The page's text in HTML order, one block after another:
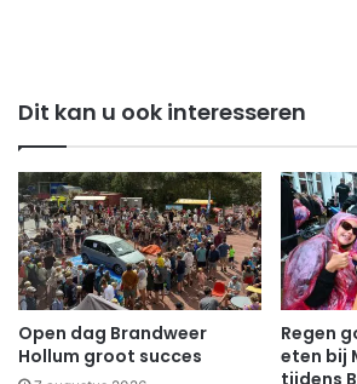
Dit kan u ook interesseren
Open dag Brandweer
Hollum groot succes
Regen
eten bij
tijdens